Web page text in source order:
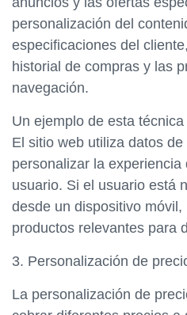
personalización del
especificaciones del
historial de compras y las
navegación.
Un ejemplo de esta
El sitio web utiliza datos
personalizar la experiencia
usuario. Si el usuario está
desde un dispositivo
productos relevantes para
3. Personalización de
La personalización de